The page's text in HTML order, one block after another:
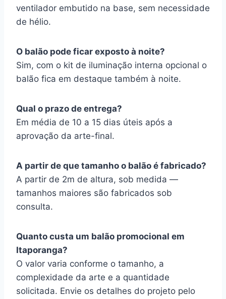
ventilador embutido na base, sem necessidade
de hélio.
O balão pode ficar exposto à noite?
Sim, com o kit de iluminação interna opcional o
balão fica em destaque também à noite.
Qual o prazo de entrega?
Em média de 10 a 15 dias úteis após a
aprovação da arte-final.
A partir de que tamanho o balão é fabricado?
A partir de 2m de altura, sob medida —
tamanhos maiores são fabricados sob
consulta.
Quanto custa um balão promocional em
Itaporanga?
O valor varia conforme o tamanho, a
complexidade da arte e a quantidade
solicitada. Envie os detalhes do projeto pelo